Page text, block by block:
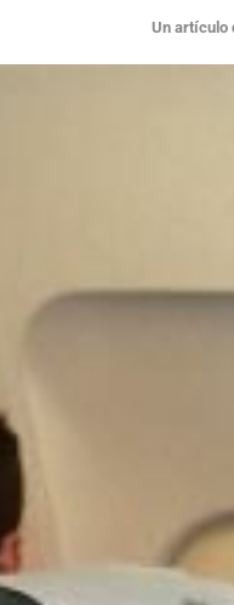
Un artículo